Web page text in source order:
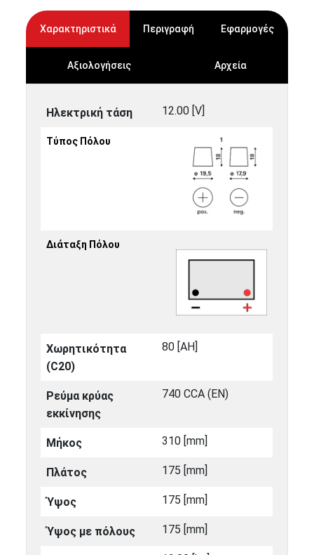
Χαρακτηριστικά Περιγραφή Εφαρμογές
Αξιολογήσεις Αρχεία
Ηλεκτρική τάση 12.00 [V]
Τύπος Πόλου
Διάταξη Πόλου
Χωρητικότητα
(C20)
80 [ΑΗ]
Ρεύμα κρύας
εκκίνησης
740 CCA (EN)
Μήκος 310 [mm]
Πλάτος 175 [mm]
Ύψος 175 [mm]
Ύψος με πόλους 175 [mm]